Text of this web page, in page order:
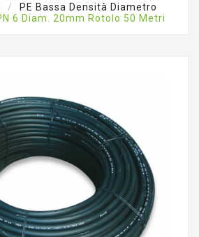
PE Bassa Densità Diametro
6 Diam. 20mm Rotolo 50 Metri